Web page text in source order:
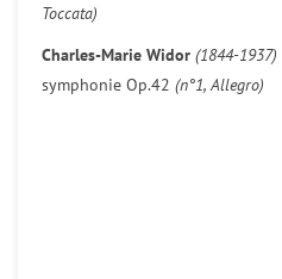
Toccata)
Charles-Marie Widor (1844-1937)
symphonie Op.42 (n°1, Allegro)